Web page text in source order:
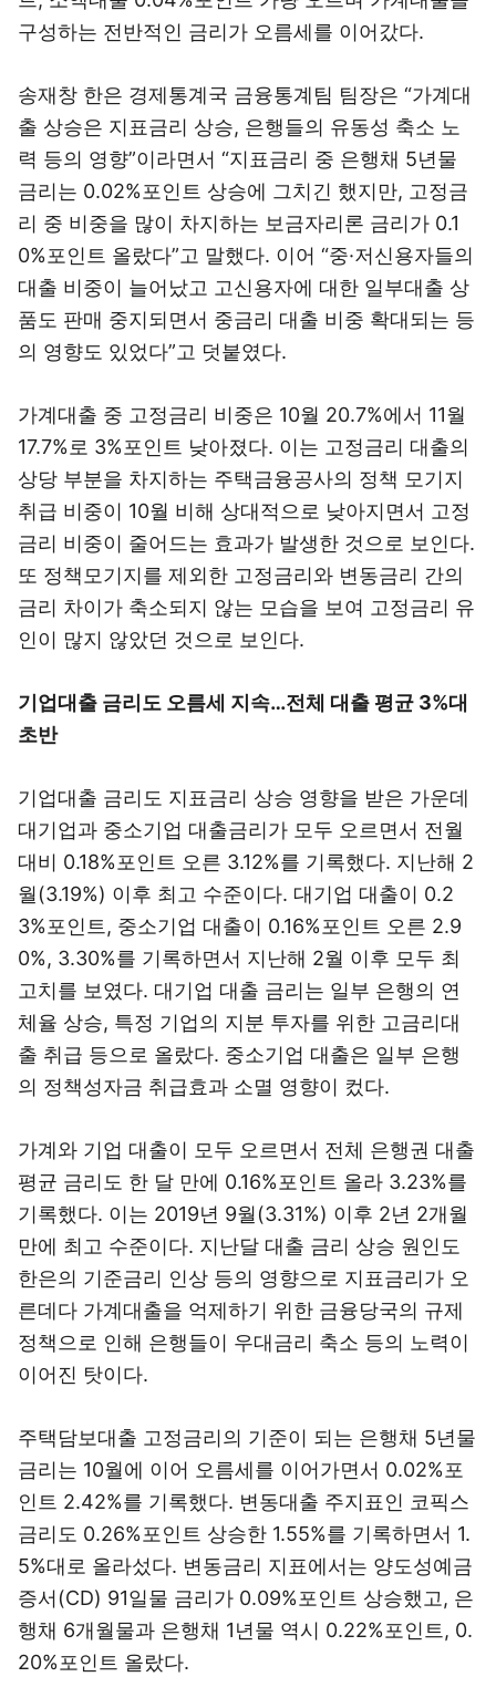
구성하는 전반적인 금리가 오름세를 이어갔다.
송재창 한은 경제통계국 금융통계팀 팀장은 “가계대
출 상승은 지표금리 상승, 은행들의 유동성 축소 노
력 등의 영향”이라면서 “지표금리 중 은행채 5년물
금리는 0.02%포인트 상승에 그치긴 했지만, 고정금
리 중 비중을 많이 차지하는 보금자리론 금리가 0.1
0%포인트 올랐다”고 말했다. 이어 “중·저신용자들의
대출 비중이 늘어났고 고신용자에 대한 일부대출 상
품도 판매 중지되면서 중금리 대출 비중 확대되는 등
의 영향도 있었다”고 덧붙였다.
가계대출 중 고정금리 비중은 10월 20.7%에서 11월
17.7%로 3%포인트 낮아졌다. 이는 고정금리 대출의
상당 부분을 차지하는 주택금융공사의 정책 모기지
취급 비중이 10월 비해 상대적으로 낮아지면서 고정
금리 비중이 줄어드는 효과가 발생한 것으로 보인다.
또 정책모기지를 제외한 고정금리와 변동금리 간의
금리 차이가 축소되지 않는 모습을 보여 고정금리 유
인이 많지 않았던 것으로 보인다.
기업대출 금리도 오름세 지속…전체 대출 평균 3%대
초반
기업대출 금리도 지표금리 상승 영향을 받은 가운데
대기업과 중소기업 대출금리가 모두 오르면서 전월
대비 0.18%포인트 오른 3.12%를 기록했다. 지난해 2
월(3.19%) 이후 최고 수준이다. 대기업 대출이 0.2
3%포인트, 중소기업 대출이 0.16%포인트 오른 2.9
0%, 3.30%를 기록하면서 지난해 2월 이후 모두 최
고치를 보였다. 대기업 대출 금리는 일부 은행의 연
체율 상승, 특정 기업의 지분 투자를 위한 고금리대
출 취급 등으로 올랐다. 중소기업 대출은 일부 은행
의 정책성자금 취급효과 소멸 영향이 컸다.
가계와 기업 대출이 모두 오르면서 전체 은행권 대출
평균 금리도 한 달 만에 0.16%포인트 올라 3.23%를
기록했다. 이는 2019년 9월(3.31%) 이후 2년 2개월
만에 최고 수준이다. 지난달 대출 금리 상승 원인도
한은의 기준금리 인상 등의 영향으로 지표금리가 오
른데다 가계대출을 억제하기 위한 금융당국의 규제
정책으로 인해 은행들이 우대금리 축소 등의 노력이
이어진 탓이다.
주택담보대출 고정금리의 기준이 되는 은행채 5년물
금리는 10월에 이어 오름세를 이어가면서 0.02%포
인트 2.42%를 기록했다. 변동대출 주지표인 코픽스
금리도 0.26%포인트 상승한 1.55%를 기록하면서 1.
5%대로 올라섰다. 변동금리 지표에서는 양도성예금
증서(CD) 91일물 금리가 0.09%포인트 상승했고, 은
행채 6개월물과 은행채 1년물 역시 0.22%포인트, 0.
20%포인트 올랐다.